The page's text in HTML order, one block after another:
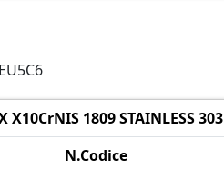
X10CrNIS 1809 STAINLESS 303
N.Codice